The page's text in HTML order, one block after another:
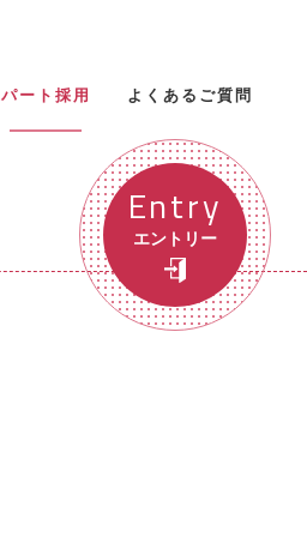
パート採用 よくあるご質問
Entry
エントリー